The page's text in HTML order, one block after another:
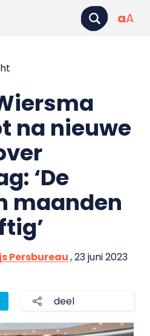
aA
na nieuwe
‘De
maanden
Persbureau, 23 juni 2023
deel